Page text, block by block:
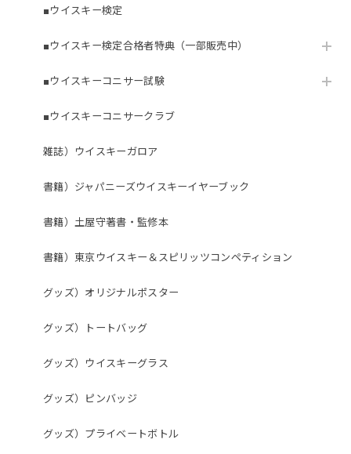
■ウイスキー検定
■ウイスキー検定合格者特典（一部販売中）
■ウイスキーコニサー試験
■ウイスキーコニサークラブ
雑誌）ウイスキーガロア
書籍）ジャパニーズウイスキーイヤーブック
書籍）土屋守著書・監修本
書籍）東京ウイスキー＆スピリッツコンペティション
グッズ）オリジナルポスター
グッズ）トートバッグ
グッズ）ウイスキーグラス
グッズ）ピンバッジ
グッズ）プライベートボトル